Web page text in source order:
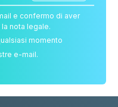
e confermo di aver
nota legale.
momento
e-mail.